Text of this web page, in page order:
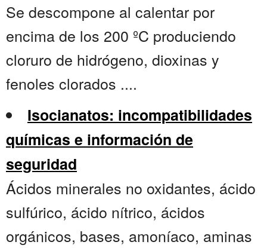
Se descompone al calentar por
encima de los 200 ºC produciendo
cloruro de hidrógeno, dioxinas y
fenoles clorados ....
Isocianatos: incompatibilidades
químicas e información de
seguridad
Ácidos minerales no oxidantes, ácido
sulfúrico, ácido nítrico, ácidos
orgánicos, bases, amoníaco, aminas